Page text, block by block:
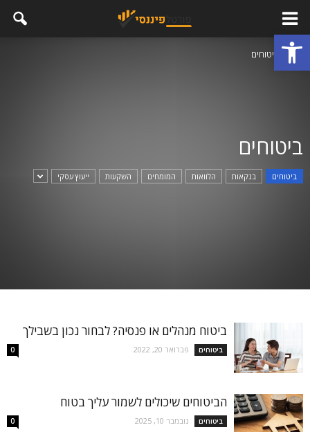
פתח סרגל נגישות
בית ביטוחים
ביטוחים
ביטוחים בנקאות הלוואות המומחים השקעות ייעוץ עסקי
ביטוח מנהלים או פנסיה? לבחור נכון בשבילך
ביטוחים פברואר 20, 2022 0
הביטוחים שיכולים לשמור עליך בטוח
ביטוחים נובמבר 10, 2025 0